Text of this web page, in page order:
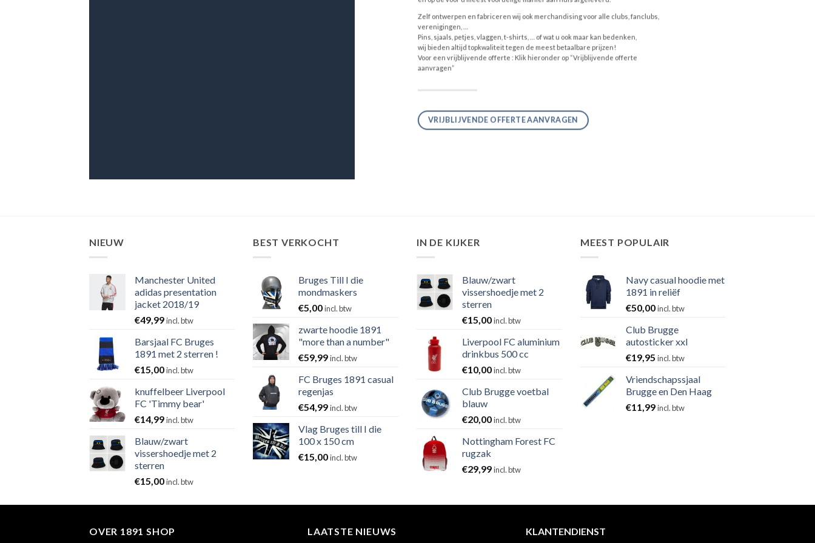
Zelf ontwerpen en fabriceren wij ook merchandising voor alle clubs, fanclubs,
verenigingen, …
Pins, sjaals, petjes, vlaggen, t-shirts, … of wat u ook maar kan bedenken,
wij bieden altijd topkwaliteit tegen de meest betaalbare prijzen!
Voor een vrijblijvende offerte : Klik hieronder op “Vrijblijvende offerte
aanvragen”
VRIJBLIJVENDE OFFERTE AANVRAGEN
NIEUW
Manchester United
adidas presentation
jacket 2018/19
€49,99incl. btw
Barsjaal FC Bruges
1891 met 2 sterren !
€15,00incl. btw
knuffelbeer Liverpool
FC 'Timmy bear'
€14,99incl. btw
Blauw/zwart
vissershoedje met 2
sterren
€15,00incl. btw
BEST VERKOCHT
Bruges Till I die
mondmaskers
€5,00incl. btw
zwarte hoodie 1891
"more than a number"
€59,99incl. btw
FC Bruges 1891 casual
regenjas
€54,99incl. btw
Vlag Bruges till I die
100 x 150 cm
€15,00incl. btw
IN DE KIJKER
Blauw/zwart
vissershoedje met 2
sterren
€15,00incl. btw
Liverpool FC aluminium
drinkbus 500 cc
€10,00incl. btw
Club Brugge voetbal
blauw
€20,00incl. btw
Nottingham Forest FC
rugzak
€29,99incl. btw
MEEST POPULAIR
Navy casual hoodie met
1891 in reliëf
€50,00incl. btw
Club Brugge
autosticker xxl
€19,95 incl. btw
Vriendschapssjaal
Brugge en Den Haag
€11,99incl. btw
OVER 1891 SHOP LAATSTE NIEUWS KLANTENDIENST